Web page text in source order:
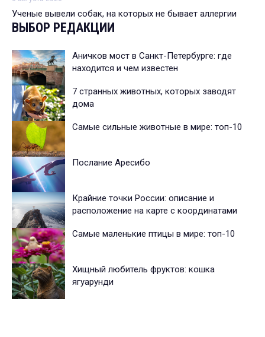
Ученые вывели собак, на которых не бывает аллергии
ВЫБОР РЕДАКЦИИ
Аничков мост в Санкт-Петербурге: где
находится и чем известен
7 странных животных, которых заводят
дома
Самые сильные животные в мире: топ-10
Послание Аресибо
Крайние точки России: описание и
расположение на карте с координатами
Самые маленькие птицы в мире: топ-10
Хищный любитель фруктов: кошка
ягуарунди